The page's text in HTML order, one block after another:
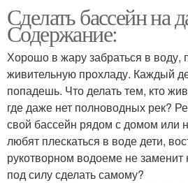
Сделать бассейн на
Содержание:
Хорошо в жару забраться в воду,
живительную прохладу. Каждый
попадешь. Что делать тем, кто
где даже нет полноводных рек?
свой бассейн рядом с домом или
любят плескаться в воде дети,
рукотворном водоеме не заменит
под силу сделать самому?